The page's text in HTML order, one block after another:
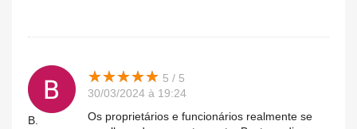
B.
★★★★★
★★★★★ 5 / 5
30/03/2024 à 19:24
Os proprietários e funcionários realmente se